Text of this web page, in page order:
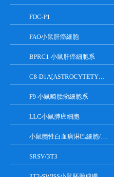
FDC-P1
FAO小鼠肝癌細胞
BPRC1 小鼠肝癌細胞系
C8-D1A[ASTROCYTETYPEICLONE]小鼠小腦細胞
F9 小鼠畸胎瘤細胞系
LLC小鼠肺癌細胞
小鼠髓性白血病淋巴細胞/小鼠白血病G-CSF依賴性細胞
SRSV/3T3